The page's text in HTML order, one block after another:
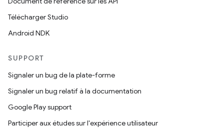
Télécharger Studio
Android NDK
SUPPORT
Signaler un bug de la plate-forme
Signaler un bug relatif à la documentation
Google Play support
Participer aux études sur l'expérience utilisateur